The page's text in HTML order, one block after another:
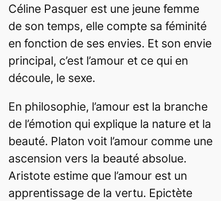
Céline Pasquer est une jeune femme
de son temps, elle compte sa féminité
en fonction de ses envies. Et son envie
principal, c’est l’amour et ce qui en
découle, le sexe.
En philosophie, l’amour est la branche
de l’émotion qui explique la nature et la
beauté. Platon voit l’amour comme une
ascension vers la beauté absolue.
Aristote estime que l’amour est un
apprentissage de la vertu. Epictète